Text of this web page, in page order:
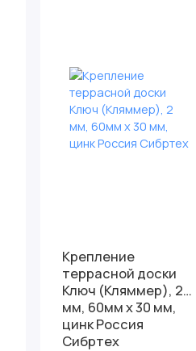
Крепление
террасной доски
Ключ (Кляммер), 2
мм, 60мм х 30 мм,
цинк Россия
Сибртех